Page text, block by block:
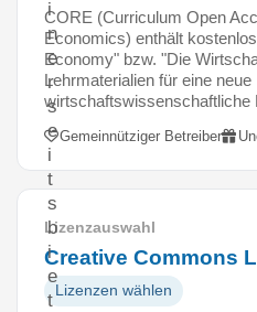
i
n
e
r
s
e
i
t
s
b
i
e
t
CORE (Curriculum Open
Economics) enthält
Economy" bzw. "Die
Lehrmaterialien für eine neue
Gemeinnütziger Betreiber
Lizenzauswahl
Creative Commons
Lizenzen wählen